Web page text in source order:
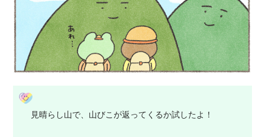
見晴らし山で、山びこが返ってくるか試したよ！